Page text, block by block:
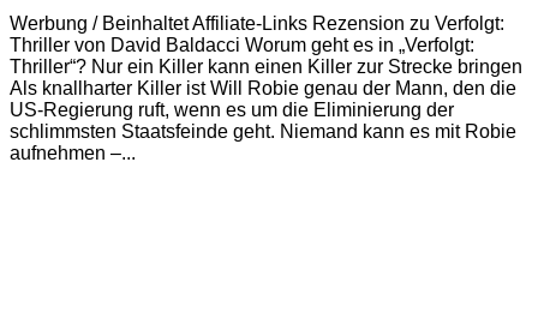
Werbung / Beinhaltet Affiliate-Links Rezension zu Verfolgt:
Thriller von David Baldacci Worum geht es in „Verfolgt:
Thriller“? Nur ein Killer kann einen Killer zur Strecke bringen
Als knallharter Killer ist Will Robie genau der Mann, den die
US-Regierung ruft, wenn es um die Eliminierung der
schlimmsten Staatsfeinde geht. Niemand kann es mit Robie
aufnehmen –...